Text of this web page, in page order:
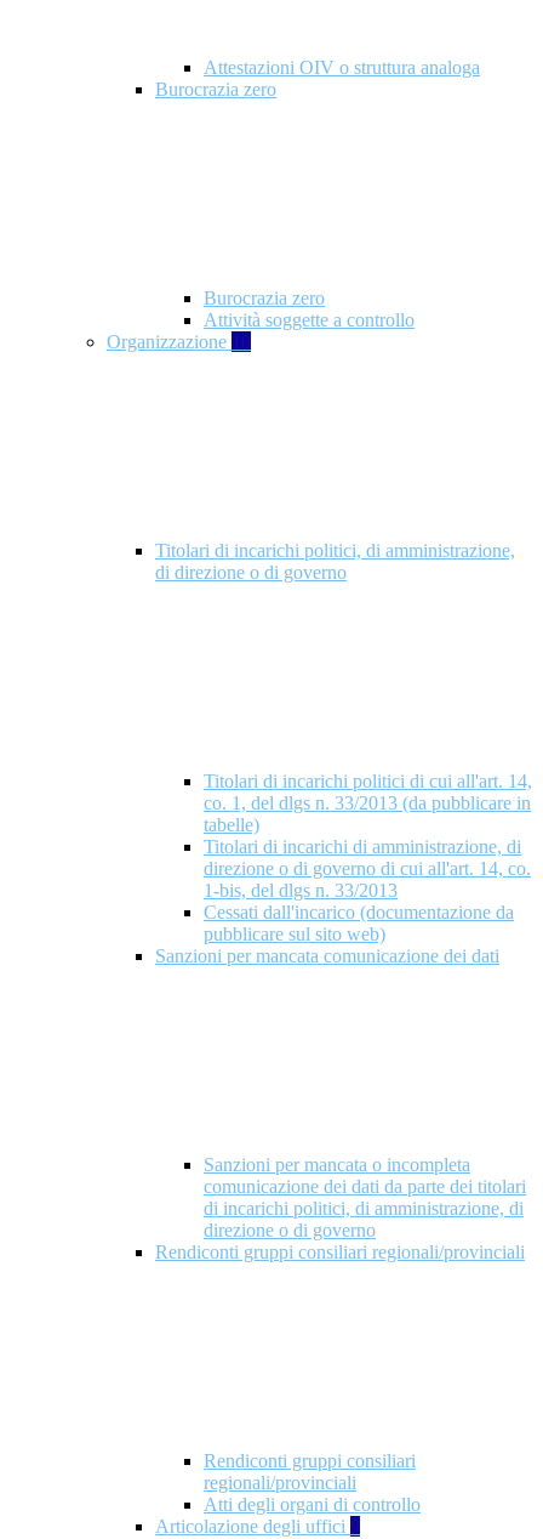
Attestazioni OIV o struttura analoga
Burocrazia zero
Burocrazia zero
Attività soggette a controllo
Organizzazione 10
Titolari di incarichi politici, di amministrazione,
di direzione o di governo
Titolari di incarichi politici di cui all'art. 14,
co. 1, del dlgs n. 33/2013 (da pubblicare in
tabelle)
Titolari di incarichi di amministrazione, di
direzione o di governo di cui all'art. 14, co.
1-bis, del dlgs n. 33/2013
Cessati dall'incarico (documentazione da
pubblicare sul sito web)
Sanzioni per mancata comunicazione dei dati
Sanzioni per mancata o incompleta
comunicazione dei dati da parte dei titolari
di incarichi politici, di amministrazione, di
direzione o di governo
Rendiconti gruppi consiliari regionali/provinciali
Rendiconti gruppi consiliari
regionali/provinciali
Atti degli organi di controllo
Articolazione degli uffici 9